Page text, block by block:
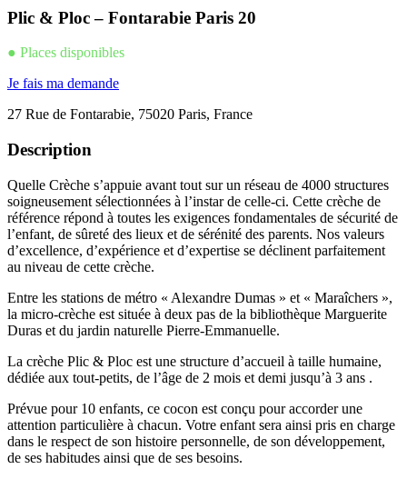
Plic & Ploc – Fontarabie Paris 20
● Places disponibles
Je fais ma demande
27 Rue de Fontarabie, 75020 Paris, France
Description
Quelle Crèche s’appuie avant tout sur un réseau de 4000 structures
soigneusement sélectionnées à l’instar de celle-ci. Cette crèche de
référence répond à toutes les exigences fondamentales de sécurité de
l’enfant, de sûreté des lieux et de sérénité des parents. Nos valeurs
d’excellence, d’expérience et d’expertise se déclinent parfaitement
au niveau de cette crèche.
Entre les stations de métro « Alexandre Dumas » et « Maraîchers »,
la micro-crèche est située à deux pas de la bibliothèque Marguerite
Duras et du jardin naturelle Pierre-Emmanuelle.
La crèche Plic & Ploc est une structure d’accueil à taille humaine,
dédiée aux tout-petits, de l’âge de 2 mois et demi jusqu’à 3 ans .
Prévue pour 10 enfants, ce cocon est conçu pour accorder une
attention particulière à chacun. Votre enfant sera ainsi pris en charge
dans le respect de son histoire personnelle, de son développement,
de ses habitudes ainsi que de ses besoins.